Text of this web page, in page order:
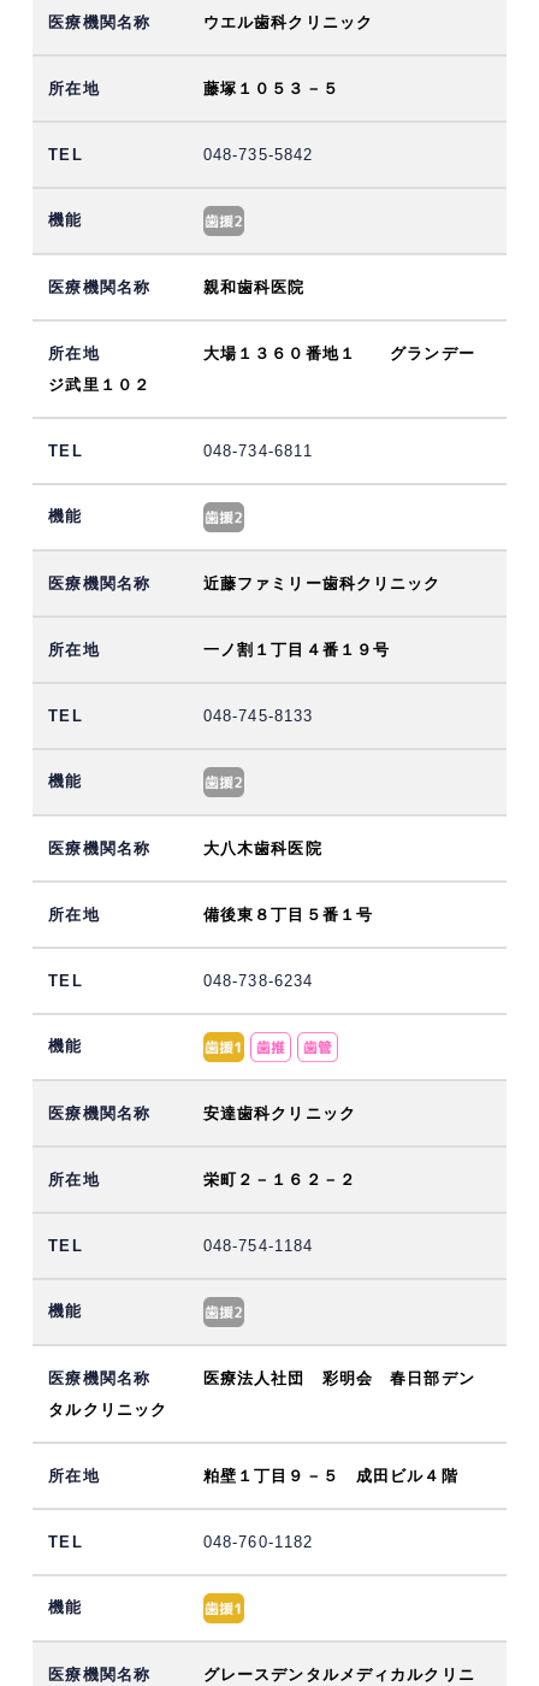
ウエル歯科クリニック
藤塚１０５３－５
048-735-5842
親和歯科医院
大場１３６０番地１ グランデー
ジ武里１０２
048-734-6811
近藤ファミリー歯科クリニック
一ノ割１丁目４番１９号
048-745-8133
大八木歯科医院
備後東８丁目５番１号
048-738-6234
安達歯科クリニック
栄町２－１６２－２
048-754-1184
医療法人社団 彩明会 春日部デン
タルクリニック
粕壁１丁目９－５ 成田ビル４階
048-760-1182
グレースデンタルメディカルクリニ